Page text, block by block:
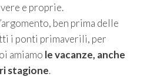
e proprie.
ben prima delle
i ponti primaverili, per
amiamo le vacanze, anche
stagione.